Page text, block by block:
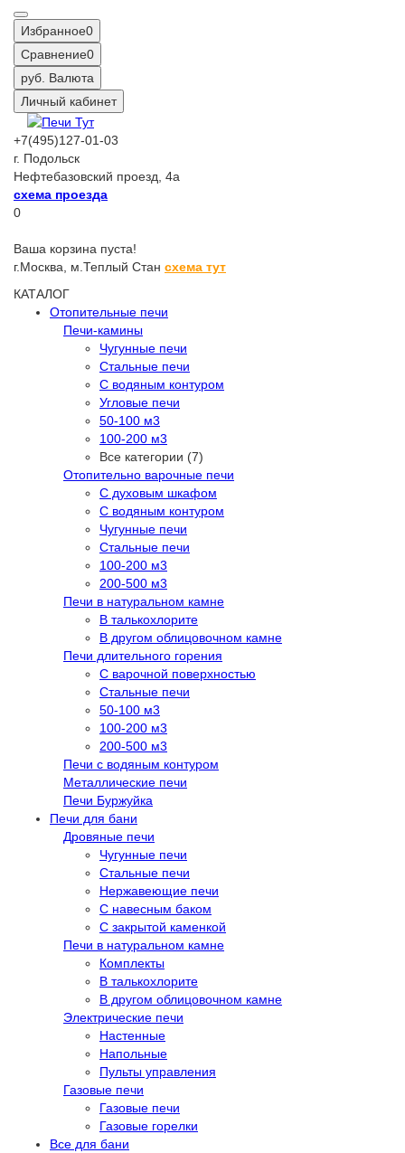
Избранное0
Сравнение0
руб. Валюта
Личный кабинет
+7(495)127-01-03
г. Подольск
Нефтебазовский проезд, 4а
схема проезда
0
Ваша корзина пуста!
г.Москва, м.Теплый Стан схема тут
КАТАЛОГ
Отопительные печи
Печи-камины
Чугунные печи
Стальные печи
С водяным контуром
Угловые печи
50-100 м3
100-200 м3
Все категории (7)
Отопительно варочные печи
С духовым шкафом
С водяным контуром
Чугунные печи
Стальные печи
100-200 м3
200-500 м3
Печи в натуральном камне
В талькохлорите
В другом облицовочном камне
Печи длительного горения
С варочной поверхностью
Стальные печи
50-100 м3
100-200 м3
200-500 м3
Печи с водяным контуром
Металлические печи
Печи Буржуйка
Печи для бани
Дровяные печи
Чугунные печи
Стальные печи
Нержавеющие печи
С навесным баком
С закрытой каменкой
Печи в натуральном камне
Комплекты
В талькохлорите
В другом облицовочном камне
Электрические печи
Настенные
Напольные
Пульты управления
Газовые печи
Газовые печи
Газовые горелки
Все для бани